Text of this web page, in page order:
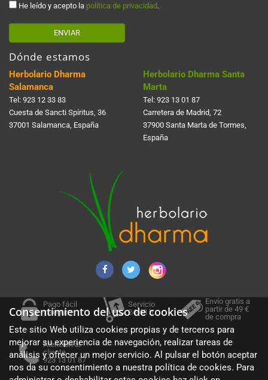
He leído y acepto la política de privacidad .
ENVIAR
Dónde estamos
Herbolario Dharma
Salamanca
Tel: 923 12 33 83
Cuesta de Sancti Spí­ritus, 36
37001 Salamanca, España
Herbolario Dharma Santa
Marta
Tel: 923 13 01 87
Carretera de Madrid, 72
37900 Santa Marta de Tormes,
España
Pago fácil
y seguro
Servicio
24-48 h.
Envío gratis a
partir de 49 €
de compra
Atención al
cliente
923 13 01 87
Consentimiento del uso de cookies
Este sitio Web utiliza cookies propias y de terceros para
mejorar su experiencia de navegación, realizar tareas de
análisis y ofrecer un mejor servicio. Al pulsar el botón aceptar
nos da su consentimiento a nuestra política de cookies. Para